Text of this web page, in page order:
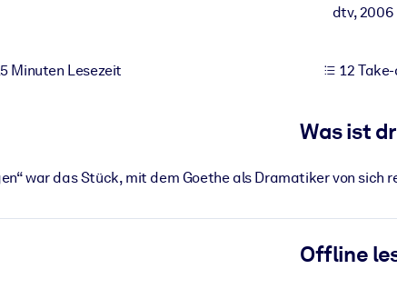
mit vertrauenswürdigem, praxisnahem Business-Wissen.
Wissen, um die Ergebnisse Ihrer KI-Systeme zu optimieren.
dtv,2006
Minuten Lesezeit 12
Was ist
war das Stück, mit dem Goethe als Dramatiker von
Offline